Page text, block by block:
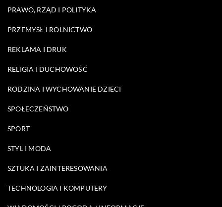
PRAWO, RZĄD I POLITYKA
PRZEMYSŁ I ROLNICTWO
REKLAMA I DRUK
RELIGIA I DUCHOWOŚĆ
RODZINA I WYCHOWANIE DZIECI
SPOŁECZEŃSTWO
SPORT
STYL I MODA
SZTUKA I ZAINTERESOWANIA
TECHNOLOGIA I KOMPUTERY